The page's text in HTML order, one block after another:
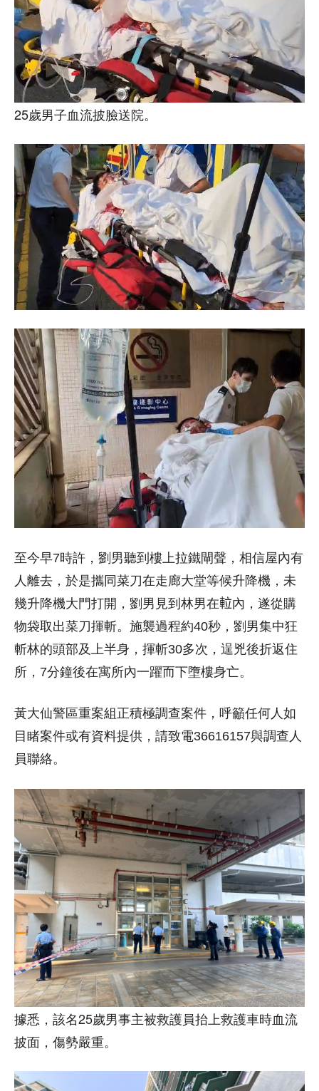
25歲男子血流披臉送院。
至今早7時許，劉男聽到樓上拉鐵閘聲，相信屋內有
人離去，於是攜同菜刀在走廊大堂等候升降機，未
幾升降機大門打開，劉男見到林男在𨋢內，遂從購
物袋取出菜刀揮斬。施襲過程約40秒，劉男集中狂
斬林的頭部及上半身，揮斬30多次，逞兇後折返住
所，7分鐘後在寓所內一躍而下墮樓身亡。
黃大仙警區重案組正積極調查案件，呼籲任何人如
目睹案件或有資料提供，請致電36616157與調查人
員聯絡。
據悉，該名25歲男事主被救護員抬上救護車時血流
披面，傷勢嚴重。